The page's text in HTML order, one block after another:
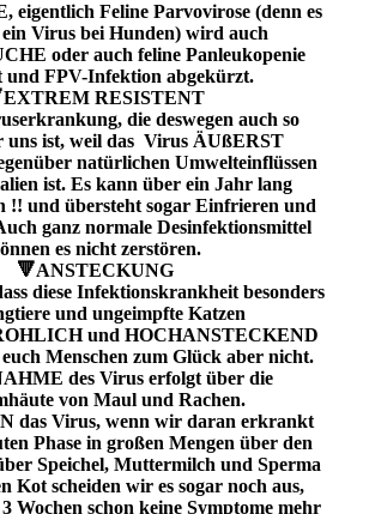
eigentlich Feline Parvovirose (denn es
Virus bei Hunden) wird auch
oder auch feline Panleukopenie
und FPV-Infektion abgekürzt.
RESISTENT
die deswegen auch so
uns ist, weil das Virus ÄUßERST
natürlichen Umwelteinflüssen
ist. Es kann über ein Jahr lang
!! und übersteht sogar Einfrieren und
ganz normale Desinfektionsmittel
es nicht zerstören.
🔻ANSTECKUNG
diese Infektionskrankheit besonders
und ungeimpfte Katzen
und HOCHANSTECKEND
Menschen zum Glück aber nicht.
des Virus erfolgt über die
von Maul und Rachen.
das Virus, wenn wir daran erkrankt
Phase in großen Mengen über den
Speichel, Muttermilch und Sperma
Kot scheiden wir es sogar noch aus,
Wochen schon keine Symptome mehr